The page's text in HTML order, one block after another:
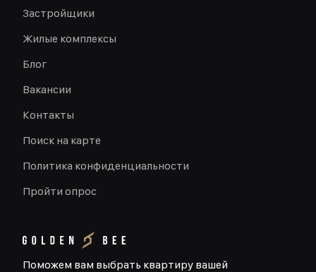
Поможем вам выбрать квартиру вашей
Застройщики
Жилые комплексы
Блог
Вакансии
Контакты
Поиск на карте
Политика конфиденциальности
Пройти опрос